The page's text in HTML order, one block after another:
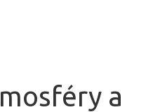
a